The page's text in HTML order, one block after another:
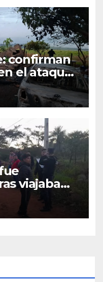
confirman
el ataque
viajaba
años